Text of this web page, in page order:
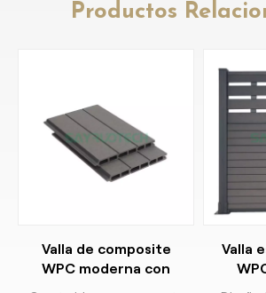
Productos
Valla de composite
WPC moderna con
Valla